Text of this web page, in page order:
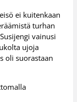
ei kuitenkaan
turhan
vainusi
ujoja
oli suorastaan